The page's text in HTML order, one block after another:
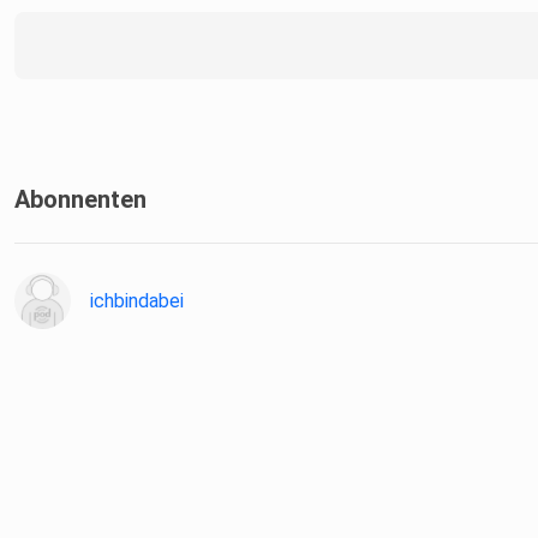
Abonnenten
ichbindabei